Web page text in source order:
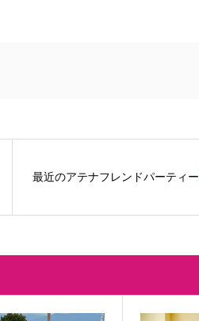
最近のアテナフレンドパーティー